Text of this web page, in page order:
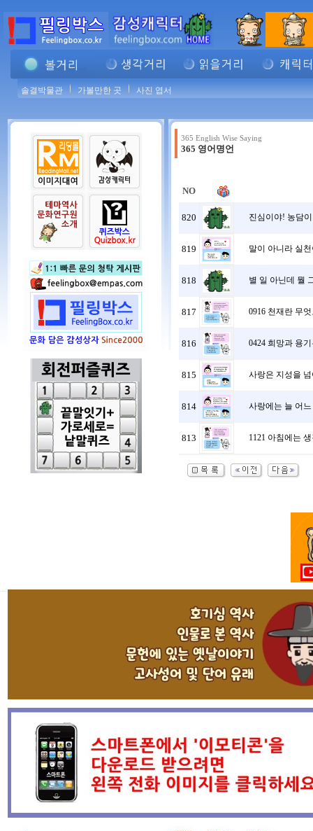
솔결박물관 가볼만한 곳 사진 엽서
365 English Wise Saying
365 영어명언
NO
820 진심이야! 농담
819 말이 아니라 실
818 별 일 아닌데 뭘
817 0916 천재란 무
816 0424 희망과 용
815 사랑은 지성을
814 사랑에는 늘 어
813 1121 아침에는